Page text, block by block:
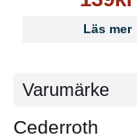
Läs mer
Varumärke
Cederroth